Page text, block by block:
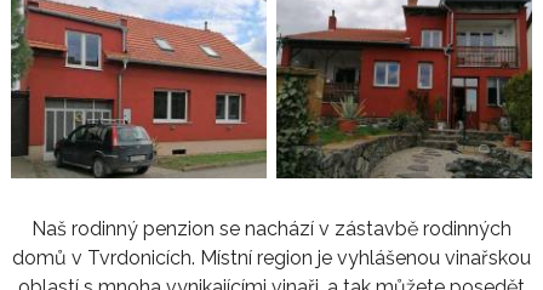
Naš rodinný penzion se nachází v zástavbě rodinných
domů v Tvrdonicích. Místní region je vyhlášenou vinařskou